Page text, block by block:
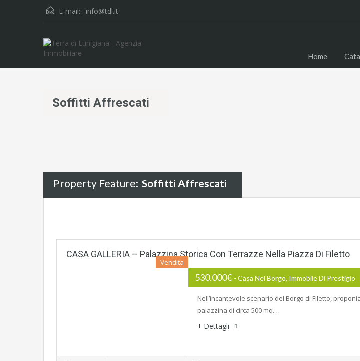
E-mail: : info@tdl.it
Home
Soffitti Affrescati
Property Feature: Soffitti Affrescati
CASA GALLERIA – Palazzina Storica Con Terrazze Nella Piazza Di Filetto
Vendita
530.000€ - Casa Nel Borgo, Immobile Di Prestigio
Nell’incantevole scenario del Borgo di Filetto,
palazzina di circa 500 mq.…
+ Dettagli